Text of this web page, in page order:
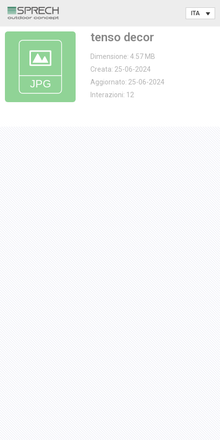
contenuto
tenso decor
Dimensione: 4.57 MB
Creata: 25-06-2024
Aggiornato: 25-06-2024
Interazioni: 12